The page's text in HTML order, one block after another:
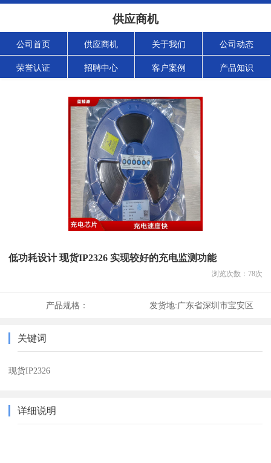
供应商机
公司首页 供应商机 关于我们 公司动态
荣誉认证 招聘中心 客户案例 产品知识
低功耗设计 现货IP2326 实现较好的充电监测功能
浏览次数： 78次
产品规格： 发货地:广东省深圳市宝安区
关键词
现货IP2326
详细说明